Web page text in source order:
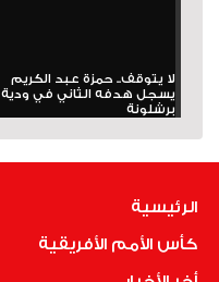
لا يتوقف.. حمزة عبد الكريم
يسجل هدفه الثاني في ودية
برشلونة
الرئيسية
كأس الأمم الأفريقية